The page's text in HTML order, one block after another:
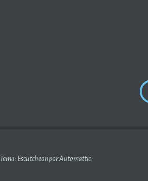
Tema: Escutcheon porAutomattic.